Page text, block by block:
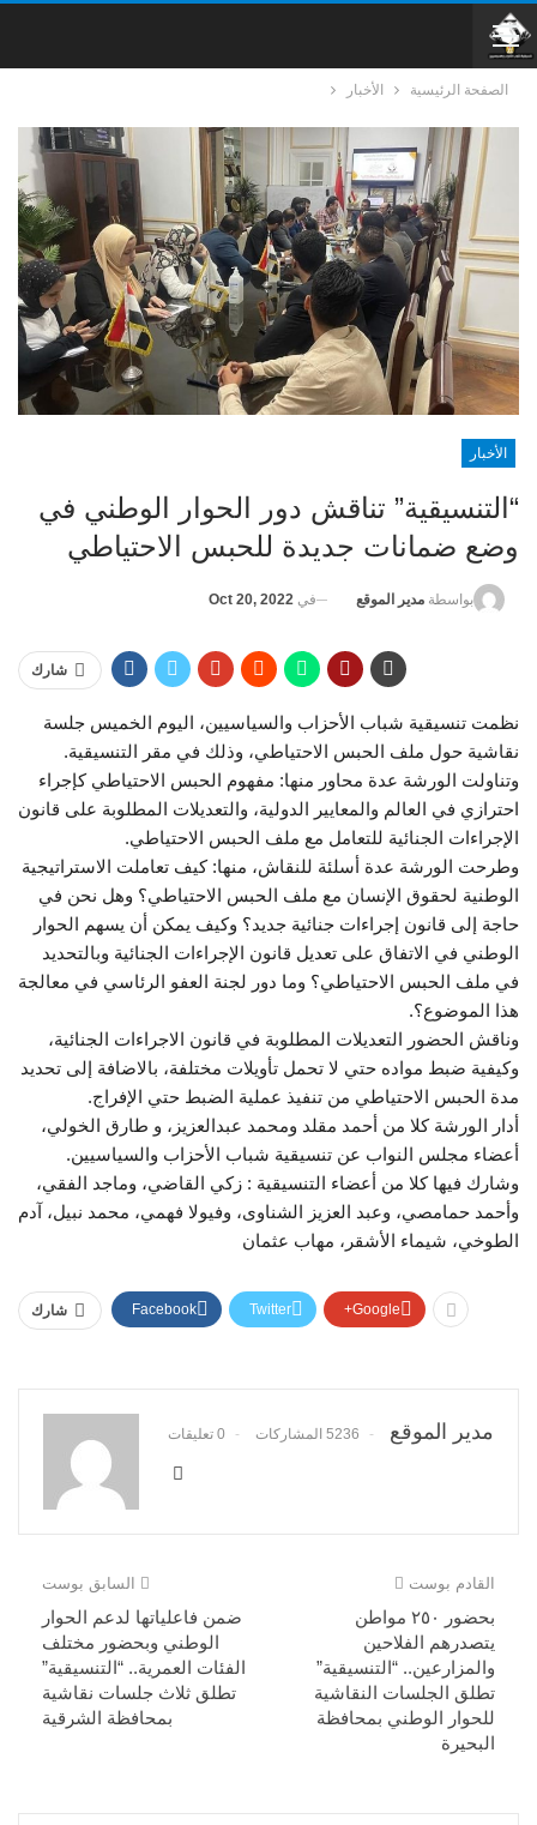
الصفحة الرئيسية الأخبار
الأخبار
“التنسيقية” تناقش دور الحوار الوطني في
وضع ضمانات جديدة للحبس الاحتياطي
بواسطة مدير الموقع في Oct 20, 2022
شارك
نظمت تنسيقية شباب الأحزاب والسياسيين، اليوم الخميس جلسة
نقاشية حول ملف الحبس الاحتياطي، وذلك في مقر التنسيقية.
وتناولت الورشة عدة محاور منها: مفهوم الحبس الاحتياطي كإجراء
احترازي في العالم والمعايير الدولية، والتعديلات المطلوبة على قانون
الإجراءات الجنائية للتعامل مع ملف الحبس الاحتياطي.
وطرحت الورشة عدة أسلئة للنقاش، منها: كيف تعاملت الاستراتيجية
الوطنية لحقوق الإنسان مع ملف الحبس الاحتياطي؟ وهل نحن في
حاجة إلى قانون إجراءات جنائية جديد؟ وكيف يمكن أن يسهم الحوار
الوطني في الاتفاق على تعديل قانون الإجراءات الجنائية وبالتحديد
في ملف الحبس الاحتياطي؟ وما دور لجنة العفو الرئاسي في معالجة
هذا الموضوع؟.
وناقش الحضور التعديلات المطلوبة في قانون الاجراءات الجنائية،
وكيفية ضبط مواده حتي لا تحمل تأويلات مختلفة، بالاضافة إلى تحديد
مدة الحبس الاحتياطي من تنفيذ عملية الضبط حتي الإفراج.
أدار الورشة كلا من أحمد مقلد ومحمد عبدالعزيز، و طارق الخولي،
أعضاء مجلس النواب عن تنسيقية شباب الأحزاب والسياسيين.
وشارك فيها كلا من أعضاء التنسيقية : زكي القاضي، وماجد الفقي،
وأحمد حمامصي، وعبد العزيز الشناوى، وفيولا فهمي، محمد نبيل، آدم
الطوخي، شيماء الأشقر، مهاب عثمان
شارك Facebook Twitter Google+
مدير الموقع 5236 المشاركات 0 تعليقات
السابق بوست
ضمن فاعلياتها لدعم الحوار
الوطني وبحضور مختلف
الفئات العمرية.. “التنسيقية”
تطلق ثلاث جلسات نقاشية
بمحافظة الشرقية
القادم بوست
بحضور ٢٥٠ مواطن
يتصدرهم الفلاحين
والمزارعين.. “التنسيقية”
تطلق الجلسات النقاشية
للحوار الوطني بمحافظة
البحيرة